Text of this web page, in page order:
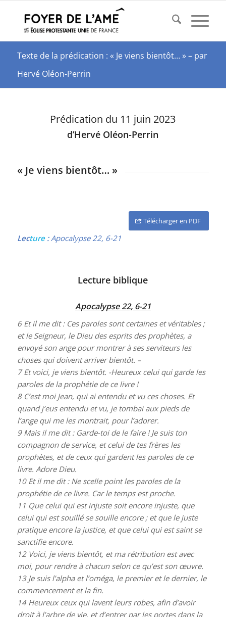
Texte de la prédication : « Je viens bientôt… » – par
Hervé Oléon-Perrin
Prédication du 11 juin 2023
d’Hervé Oléon-Perrin
« Je viens bientôt… »
Télécharger en PDF
Lecture: Apocalypse 22, 6-21
Lecture biblique
Apocalypse 22, 6-21
6Et il me dit : Ces paroles sont certaines et véritables ;
et le Seigneur, le Dieu des esprits des prophètes, a
envoyé son ange pour montrer à ses serviteurs les
choses qui doivent arriver bientôt. –
7Et voici, je viens bientôt. -Heureux celui qui garde les
paroles de la prophétie de ce livre !
8C’est moi Jean, qui ai entendu et vu ces choses. Et
quand j’eus entendu et vu, je tombai aux pieds de
l’ange qui me les montrait, pour l’adorer.
9Mais il me dit : Garde-toi de le faire ! Je suis ton
compagnon de service, et celui de tes frères les
prophètes, et de ceux qui gardent les paroles de ce
livre. Adore Dieu.
10Et il me dit : Ne scelle point les paroles de la
prophétie de ce livre. Car le temps est proche.
11 Que celui qui est injuste soit encore injuste, que
celui qui est souillé se souille encore ; et que le juste
pratique encore la justice, et que celui qui est saint se
sanctifie encore.
12Voici, je viens bientôt, et ma rétribution est avec
moi, pour rendre à chacun selon ce qu’est son œuvre.
13Je suis l’alpha et l’oméga, le premier et le dernier, le
commencement et la fin.
14Heureux ceux qui lavent leurs robes, afin d’avoir
droit à l’arbre de vie, et d’entrer par les portes dans la